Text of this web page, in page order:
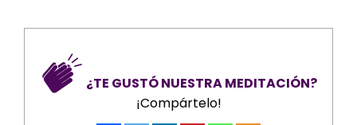
¿TE GUSTÓ NUESTRA MEDITACIÓN?
¡Compártelo!